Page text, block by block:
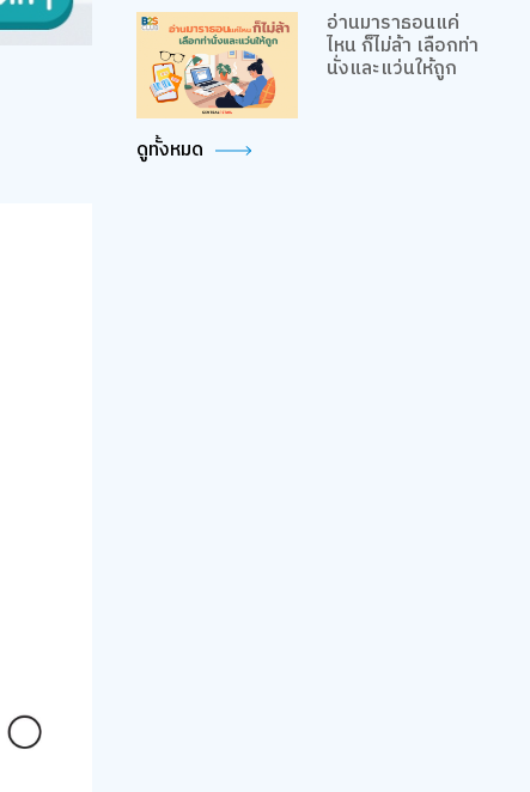
อ่านมาราธอนแค่
ไหน ก็ไม่ล้า เลือกท่า
นั่งและแว่นให้ถูก
ดูทั้งหมด